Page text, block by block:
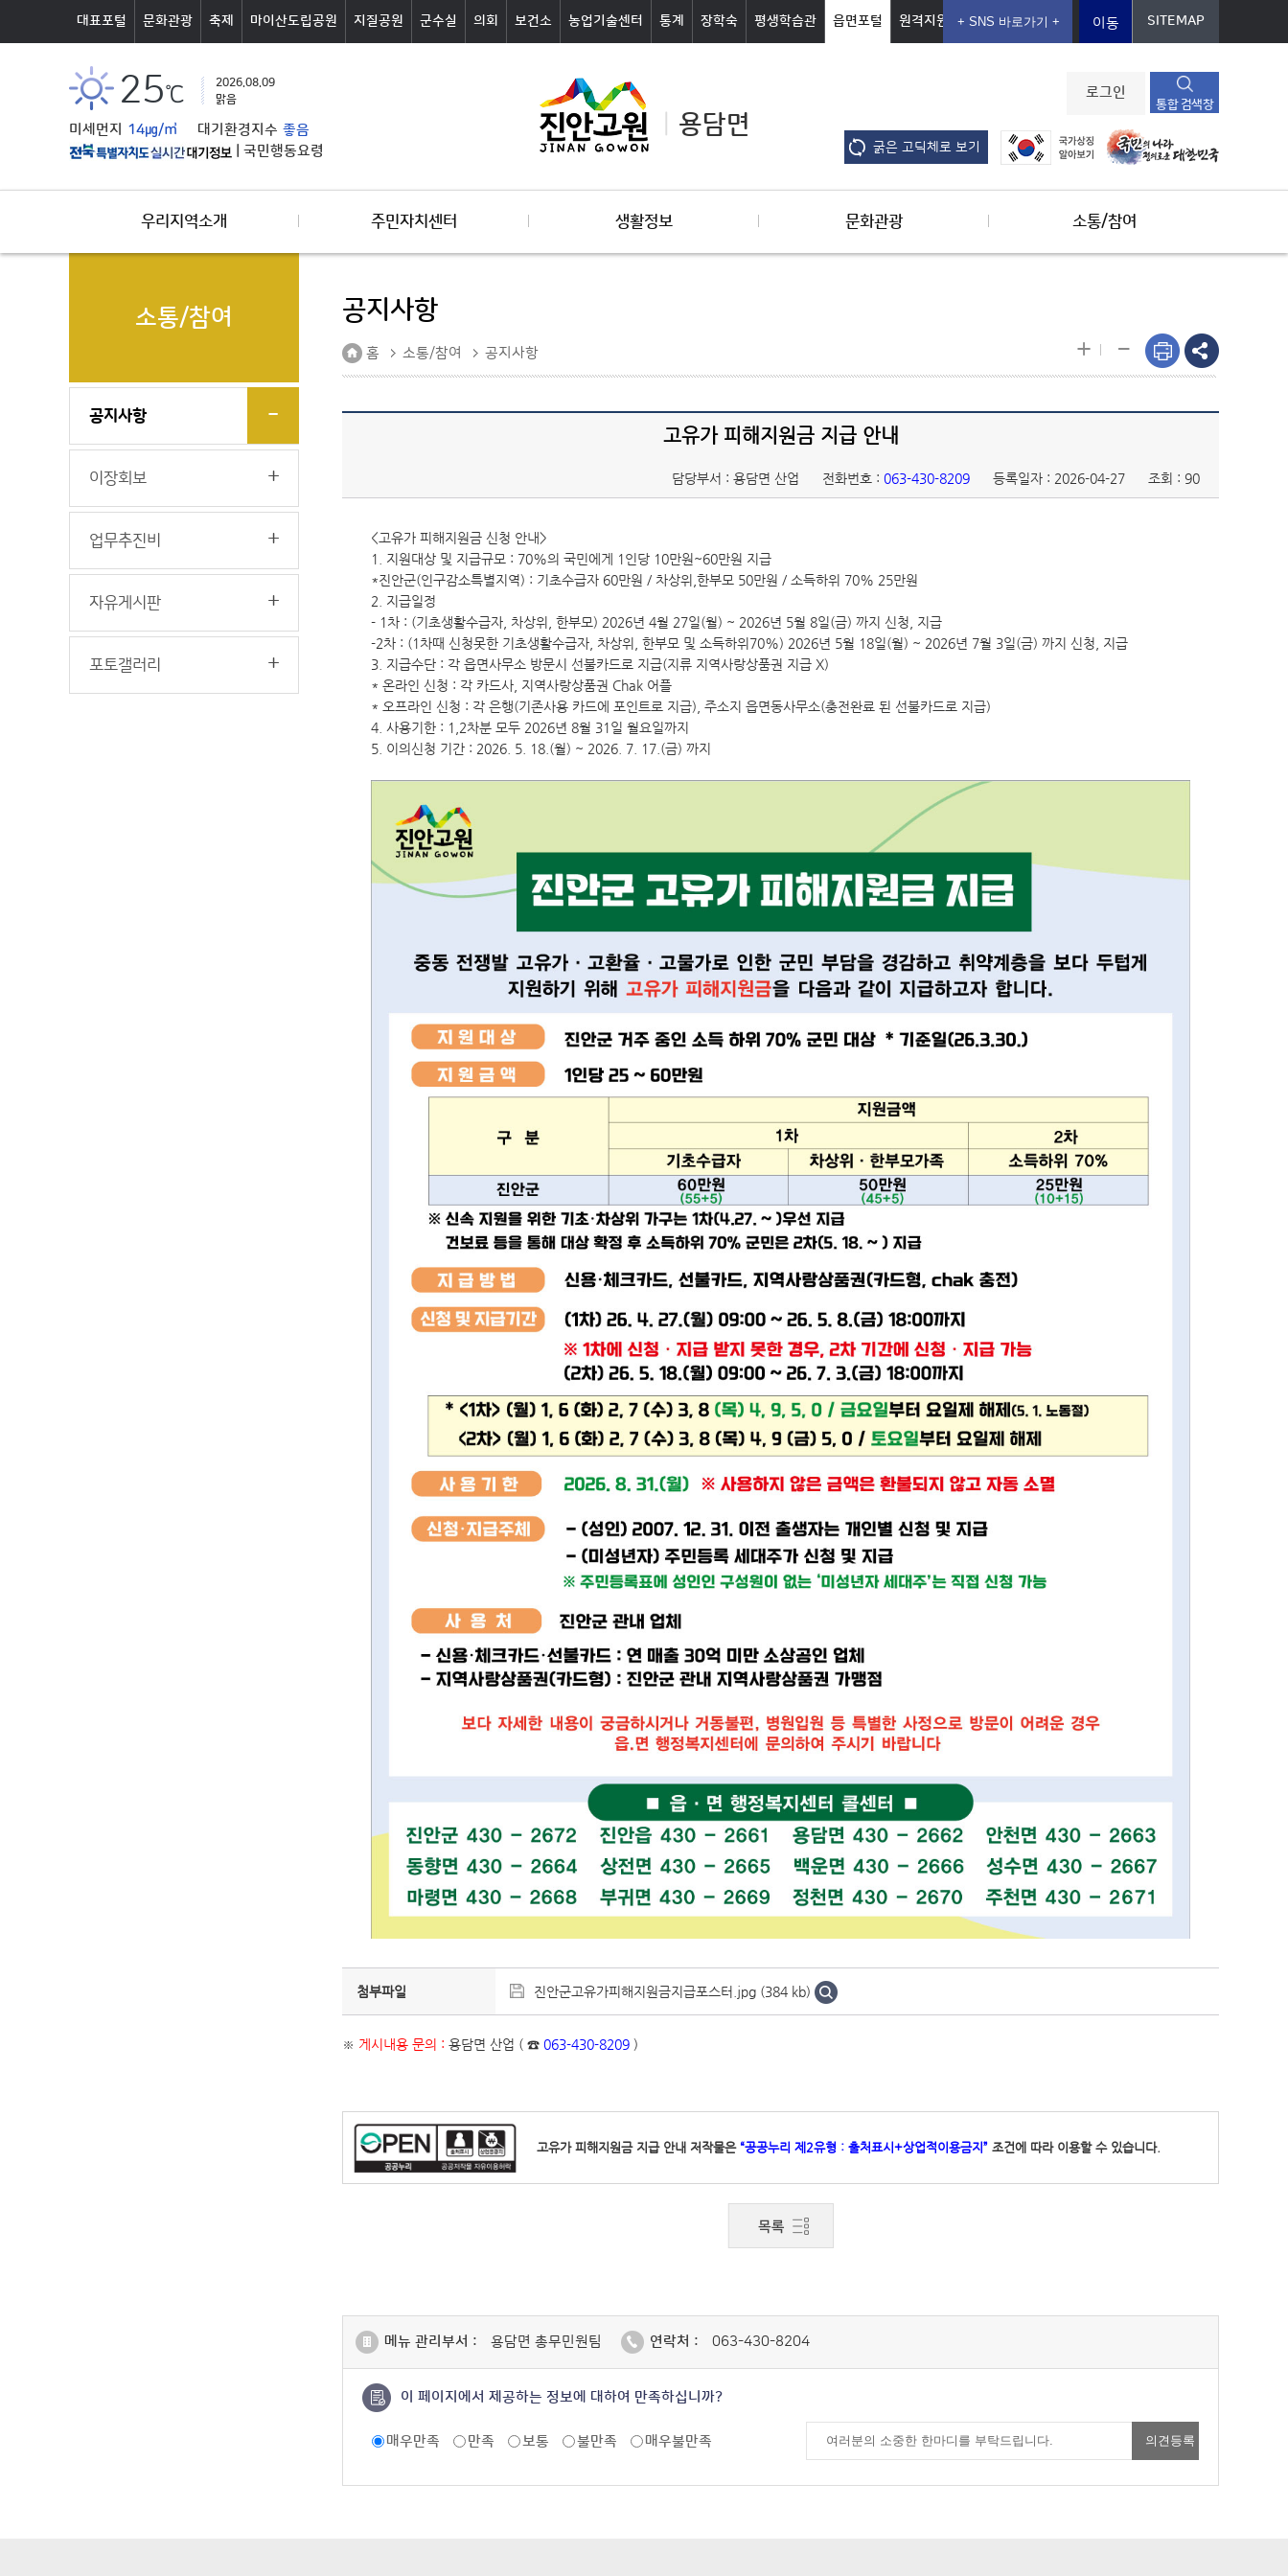
대표포털 문화관광 축제 마이산도립공원 지질공원 군수실 의회 보건소 농업기술센터 통계 장학숙 평생학습관 읍면포털 원격지원 이동 SITEMAP
25℃
2026.08.09
맑음
미세먼지 14㎍/㎥ 대기환경지수 좋음
국민행동요령
용담면
로그인
통합 검색창
굵은 고딕체로 보기
우리지역소개 주민자치센터 생활정보 문화관광 소통/참여
소통/참여
공지사항
이장회보
업무추진비
자유게시판
포토갤러리
공지사항
홈 소통/참여 공지사항 + -
고유가 피해지원금 지급 안내
담당부서 : 용담면 산업 전화번호 : 063-430-8209 등록일자 : 2026-04-27 조회 : 90
<고유가 피해지원금 신청 안내>
1. 지원대상 및 지급규모 : 70%의 국민에게 1인당 10만원~60만원 지급
*진안군(인구감소특별지역) : 기초수급자 60만원 / 차상위,한부모 50만원 / 소득하위 70% 25만원
2. 지급일정
- 1차 : (기초생활수급자, 차상위, 한부모) 2026년 4월 27일(월) ~ 2026년 5월 8일(금) 까지 신청, 지급
-2차 : (1차때 신청못한 기초생활수급자, 차상위, 한부모 및 소득하위70%) 2026년 5월 18일(월) ~ 2026년 7월 3일(금) 까지 신청, 지급
3. 지급수단 : 각 읍면사무소 방문시 선불카드로 지급(지류 지역사랑상품권 지급 X)
* 온라인 신청 : 각 카드사, 지역사랑상품권 Chak 어플
* 오프라인 신청 : 각 은행(기존사용 카드에 포인트로 지급), 주소지 읍면동사무소(충전완료 된 선불카드로 지급)
4. 사용기한 : 1,2차분 모두 2026년 8월 31일 월요일까지
5. 이의신청 기간 : 2026. 5. 18.(월) ~ 2026. 7. 17.(금) 까지
첨부파일 진안군고유가피해지원금지급포스터.jpg (384 kb)
※ 게시내용 문의 : 용담면 산업 ( ☎ 063-430-8209 )
고유가 피해지원금 지급 안내 저작물은 “공공누리 제2유형 : 출처표시+상업적이용금지” 조건에 따라 이용할 수 있습니다.
메뉴 관리부서 : 용담면 총무민원팀 연락처 : 063-430-8204
이 페이지에서 제공하는 정보에 대하여 만족하십니까?
매우만족 만족 보통 불만족 매우불만족